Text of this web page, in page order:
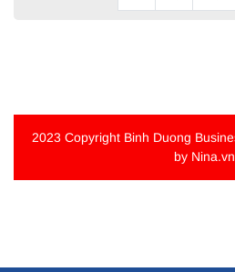
2023 Copyright Binh Duong
by Nina.vn